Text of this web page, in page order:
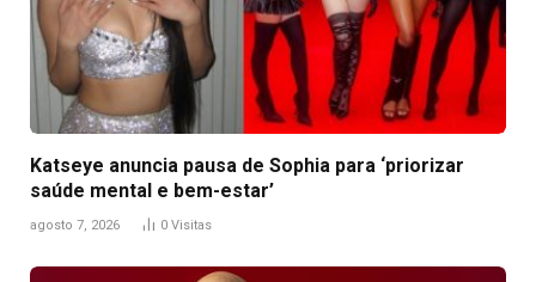
Katseye anuncia pausa de Sophia para ‘priorizar
saúde mental e bem-estar’
agosto 7, 2026 0 Visitas